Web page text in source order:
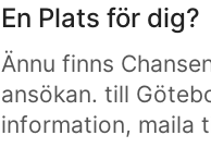
En Plats för dig?
Ännu finns
ansökan. till
information, maila